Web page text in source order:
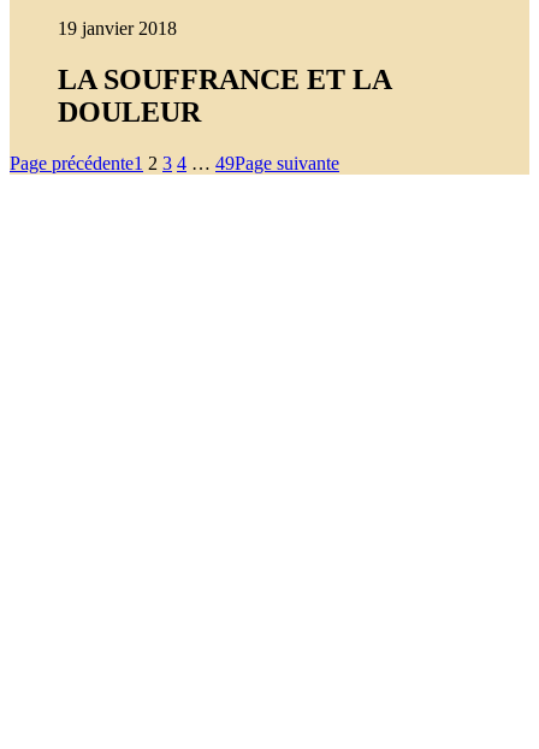
19 janvier 2018
LA SOUFFRANCE ET LA
DOULEUR
Page précédente1 2 3 4 … 49Page suivante